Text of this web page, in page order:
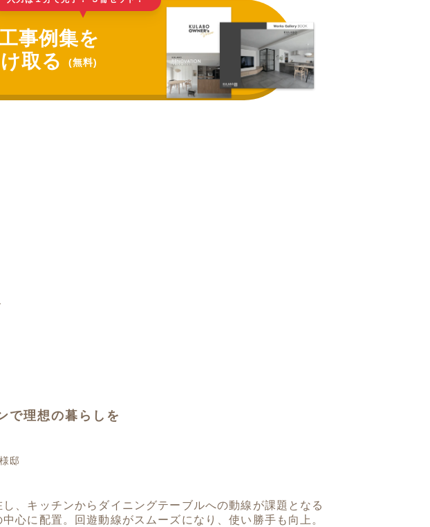
入力は１分で完了！ ３冊セット！
▲
事例集を
取る(無料)
で理想の暮らしを
邸
、キッチンからダイニングテーブルへの動線が課題となる
心に配置。回遊動線がスムーズになり、使い勝手も向上。